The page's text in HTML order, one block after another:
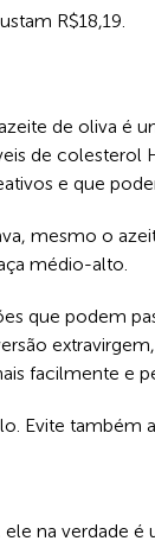
R$18,19.
de oliva é
de colesterol
e que
mesmo o
médio-alto.
que podem
facilmente e
Evite
na verdade